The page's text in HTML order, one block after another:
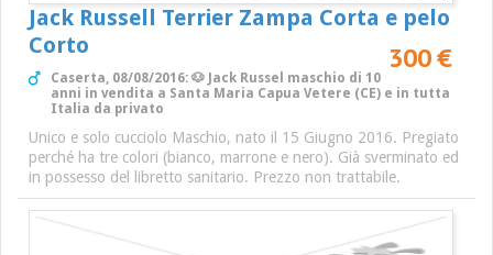
Jack Russell Terrier Zampa Corta e pelo
Corto
300 €
Caserta, 08/08/2016: 🐶 Jack Russel maschio di 10
anni in vendita a Santa Maria Capua Vetere (CE) e in tutta
Italia da privato
Unico e solo cucciolo Maschio, nato il 15 Giugno 2016. Pregiato
perché ha tre colori (bianco, marrone e nero). Già sverminato ed
in possesso del libretto sanitario. Prezzo non trattabile.